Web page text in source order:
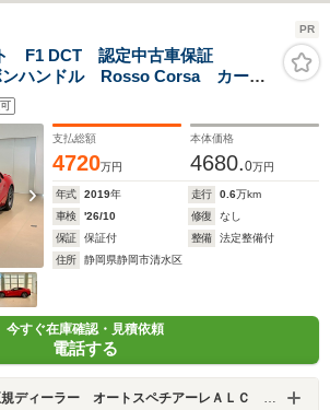
PR
F1 DCT 認定中古車保証
ハンドル Rosso Corsa カーボ
キャップ
支払総額
4720万円
本体価格
4680.0万円
年式 2019年 走行 0.6万km
車検
'26/10 修復
なし
保証
保証付 整備
法定整備付
住所
静岡県静岡市清水区
今すぐ在庫確認・見積依頼
電話する
ーラー オートスペチアーレＡＬＣ ＭＯＴＯＲＳ ＧＲＯＵＰ